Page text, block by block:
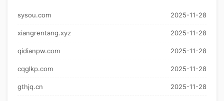
sysou.com 2025-11-28
xiangrentang.xyz 2025-11-28
qidianpw.com 2025-11-28
cqglkp.com 2025-11-28
gthjq.cn 2025-11-28